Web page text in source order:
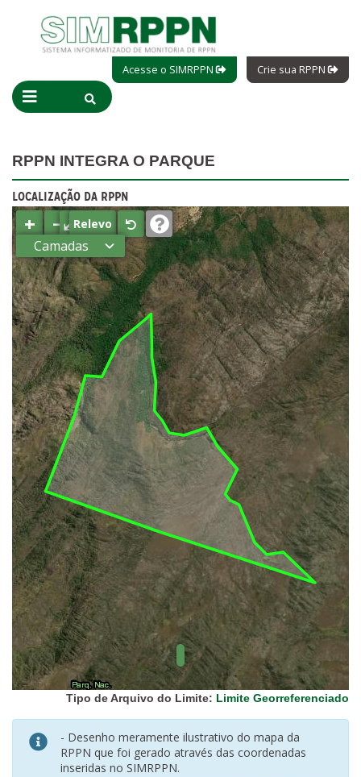
Acesse o SIMRPPN Crie sua RPPN
RPPN INTEGRA O PARQUE
LOCALIZAÇÃO DA RPPN
+ −⤢Relevo
Camadas
Estados
Municípios
Terras
indígenas
(FUNAI)
UC Federal
UC Estaduais
UC
Municipais
Hidrografia
1:1.000.000
(ANA)
Biomas
(IBGE)
Vegetação
(IBGE)
Rodovias
(IBGE)
Relevo
(IBGE)
Tipo de Arquivo do Limite: Limite Georreferenciado
- Desenho meramente ilustrativo do mapa da
RPPN que foi gerado através das coordenadas
inseridas no SIMRPPN.